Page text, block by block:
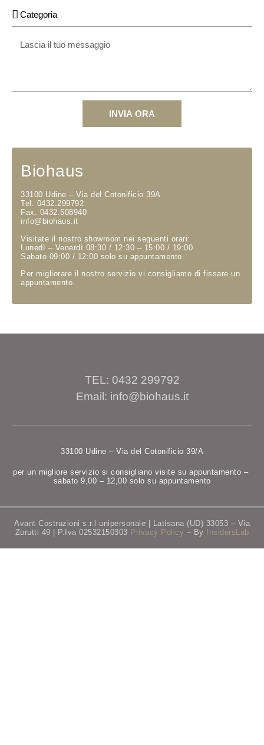
INVIA ORA
Biohaus
33100 Udine – Via del Cotonificio 39A
Tel. 0432.299792
Fax. 0432.508940
info@biohaus.it
Visitate il nostro showroom nei seguenti orari:
Lunedì – Venerdì 08:30 / 12:30 – 15:00 / 19:00
Sabato 09:00 / 12:00 solo su appuntamento
Per migliorare il nostro servizio vi consigliamo di fissare un
appuntamento.
TEL: 0432 299792
Email: info@biohaus.it
33100 Udine – Via del Cotonificio 39/A
per un migliore servizio si consigliano visite su appuntamento –
sabato 9,00 – 12,00 solo su appuntamento
Avant Costruzioni s.r.l unipersonale | Latisana (UD) 33053 – Via
Zorutti 49 | P.Iva 02532150303 Privacy Policy – By InsidersLab